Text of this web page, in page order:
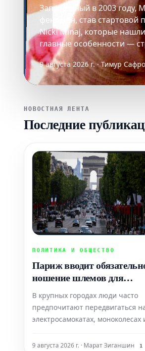
Запущенный в 2003 году,
феномен, став стартовой
Nicki Minaj, которые
главные особенности —
9 августа 2026 г. · Тимур
НОВОСТНАЯ ЛЕНТА
Последние
ПОЛИТИКА И ОБЩЕСТВО
Париж вводит
ношение шлемов для
пользователей
электросамокатов. Штраф
135 евро
В крупных городах люди часто
предпочитают передвигаться
электросамокатах, моноколесах
серьезных происшествий с
9 августа 2026 г. · Марат Зиганшин 1